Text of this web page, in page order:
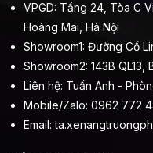
VPGD: Tầng 24, Tòa C
Hoàng Mai, Hà Nội
Showroom1: Đường Cổ
Showroom2: 143B
Liên hệ: Tuấn Anh -
Mobile/Zalo: 0962 772
Email: